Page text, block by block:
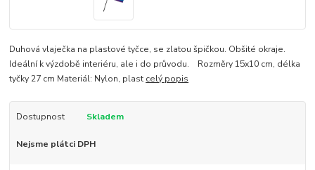
Duhová vlaječka na plastové tyčce, se zlatou špičkou. Obšité okraje.
Ideální k výzdobě interiéru, ale i do průvodu. Rozměry 15x10 cm, délka
tyčky 27 cm Materiál: Nylon, plast celý popis
Dostupnost Skladem
Nejsme plátci DPH